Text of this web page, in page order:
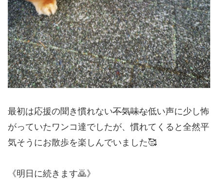
最初は応援の聞き慣れない不気味な低い声に少し怖
がっていたワンコ達でしたが、慣れてくると全然平
気そうにお散歩を楽しんでいました🥰
《明日に続きます🙇》